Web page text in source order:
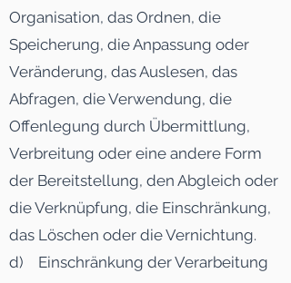
Organisation, das Ordnen, die
Speicherung, die Anpassung oder
Veränderung, das Auslesen, das
Abfragen, die Verwendung, die
Offenlegung durch Übermittlung,
Verbreitung oder eine andere Form
der Bereitstellung, den Abgleich oder
die Verknüpfung, die Einschränkung,
das Löschen oder die Vernichtung.
d) Einschränkung der Verarbeitung